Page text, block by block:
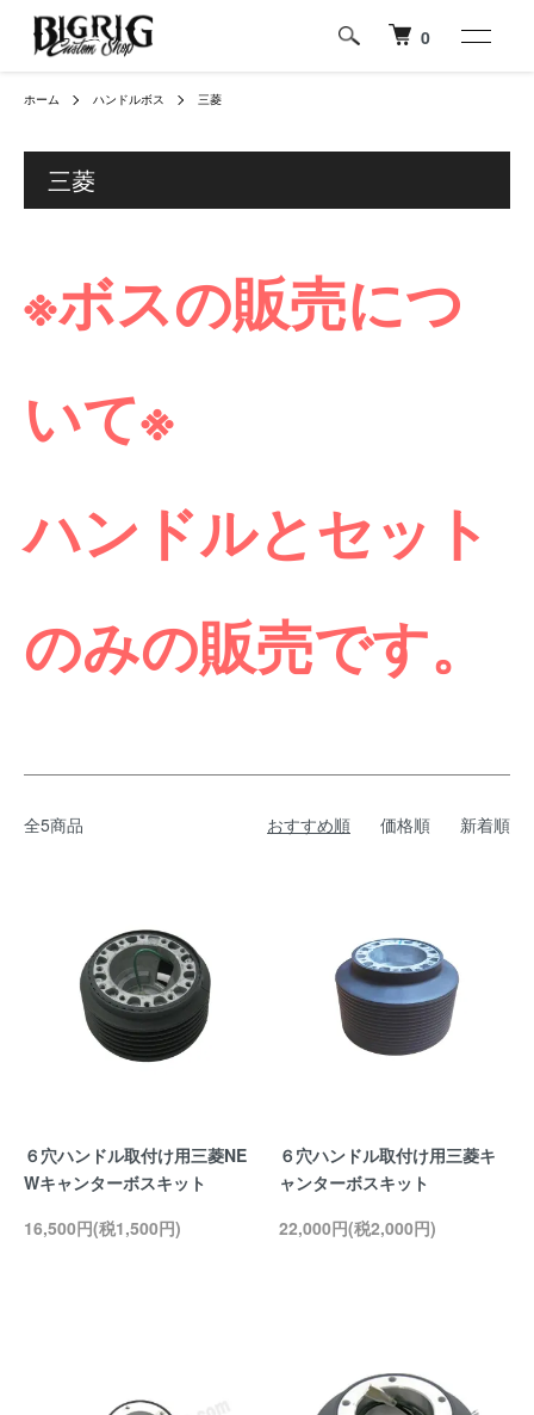
0
ホーム ハンドルボス 三菱
三菱
※ボスの販売につ
いて※
ハンドルとセット
のみの販売です。
全5商品 おすすめ順 価格順 新着順
６穴ハンドル取付け用三菱NE
Wキャンターボスキット
16,500円(税1,500円)
６穴ハンドル取付け用三菱キ
ャンターボスキット
22,000円(税2,000円)